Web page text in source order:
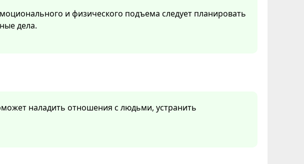
и физического подъема следует планировать
дела.
наладить отношения с людьми, устранить